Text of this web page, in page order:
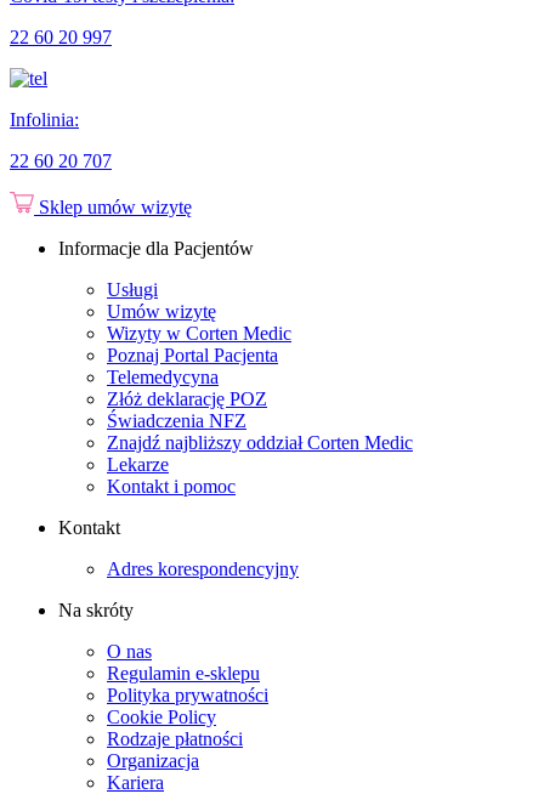
22 60 20 997
Infolinia:
22 60 20 707
Sklep umów wizytę
Informacje dla Pacjentów
Usługi
Umów wizytę
Wizyty w Corten Medic
Poznaj Portal Pacjenta
Telemedycyna
Złóż deklarację POZ
Świadczenia NFZ
Znajdź najbliższy oddział Corten Medic
Lekarze
Kontakt i pomoc
Kontakt
Adres korespondencyjny
Na skróty
O nas
Regulamin e-sklepu
Polityka prywatności
Cookie Policy
Rodzaje płatności
Organizacja
Kariera